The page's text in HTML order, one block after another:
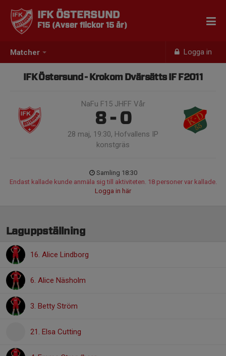
Matcher Logga in
IFK ÖSTERSUND
F15 (Avser flickor 15 år)
IFK Östersund - Krokom Dvärsätts IF F2011
NaFu F15 JHFF Vår
8 - 0
28 maj, 19:30, Hofvallens IP
konstgräs
Samling 18:30
Endast kallade kunde anmäla sig till aktiviteten. 18 personer var kallade.
Logga in här
Laguppställning
16. Alice Lindborg
6. Alice Näsholm
3. Betty Ström
21. Elsa Cutting